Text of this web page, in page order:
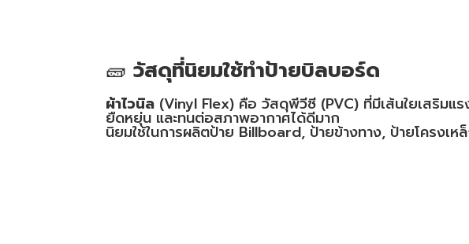
🧱วัสดุที่นิยมใช้ทำป้ายบิลบอร์ด
ผ้าไวนิล (Vinyl Flex) คือ วัสดุพีวีซี (PVC) ที่มีเส้นใยเสริมแ
ยืดหยุ่น และทนต่อสภาพอากาศได้ดีมาก
นิยมใช้ในการผลิตป้าย Billboard, ป้ายข้างทาง, ป้ายโครงเ